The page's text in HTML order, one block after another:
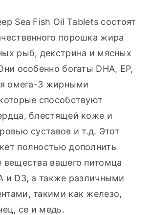
Sea Fish Oil Tablets состоят
порошка жира
рыб, декстрина и мясных
особенно богаты DHA, EP,
омега-3 жирными
способствуют
блестящей коже и
суставов и т.д. Этот
полностью дополнить
вещества вашего питомца
и D3, а также различными
такими как железо,
се и медь.